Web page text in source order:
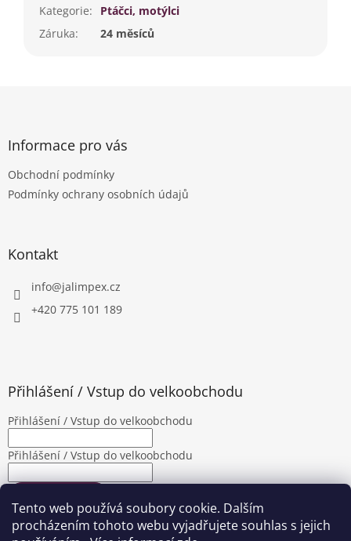
Tento web používá soubory cookie. Dalším
procházením tohoto webu vyjadřujete souhlas s jejich
Kategorie:
Ptáčci, motýlci
Záruka: 24 měsíců
Informace pro vás
Obchodní podmínky
Podmínky ochrany osobních údajů
Kontakt
info@jalimpex.cz
+420 775 101 189
Přihlášení / Vstup do velkoobchodu
Přihlášení / Vstup do velkoobchodu
Přihlášení / Vstup do velkoobchodu
Nová registrace Zapomenuté heslo